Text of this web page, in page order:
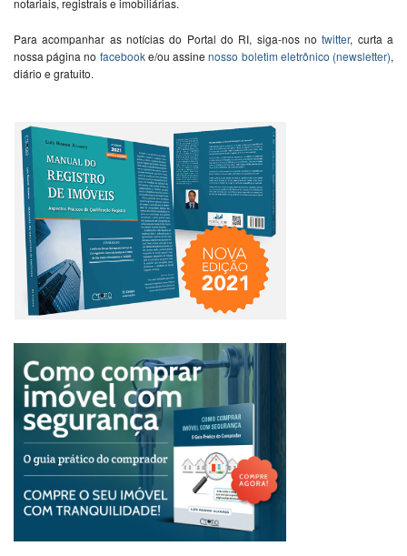
Para acompanhar as notícias do Portal do RI, siga-nos notwitter, curta a
nossa página no facebooke/ou assinenosso boletim eletrônico (newsletter),
diário e gratuito.